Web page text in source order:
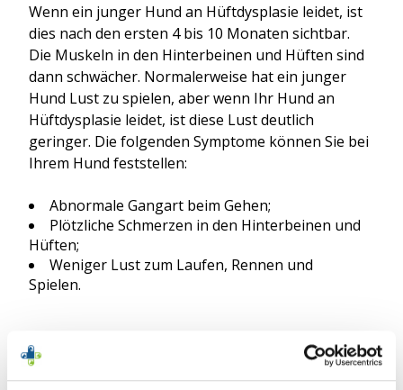
Wenn ein junger Hund an Hüftdysplasie leidet, ist
dies nach den ersten 4 bis 10 Monaten sichtbar.
Die Muskeln in den Hinterbeinen und Hüften sind
dann schwächer. Normalerweise hat ein junger
Hund Lust zu spielen, aber wenn Ihr Hund an
Hüftdysplasie leidet, ist diese Lust deutlich
geringer. Die folgenden Symptome können Sie bei
Ihrem Hund feststellen:
Abnormale Gangart beim Gehen;
Plötzliche Schmerzen in den Hinterbeinen und
Hüften;
Weniger Lust zum Laufen, Rennen und
Spielen.
Hüftkrankheit leidet unter: